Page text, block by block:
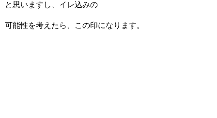
と思いますし、イレ込みの
可能性を考えたら、この印になります。